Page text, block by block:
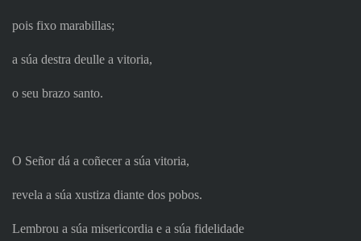
pois fixo marabillas;
a súa destra deulle a vitoria,
o seu brazo santo.
O Señor dá a coñecer a súa vitoria,
revela a súa xustiza diante dos pobos.
Lembrou a súa misericordia e a súa fidelidade